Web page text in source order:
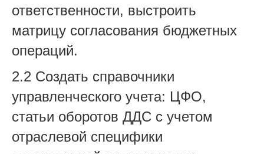
ответственности, выстроить
матрицу согласования бюджетных
операций.
2.2 Создать справочники
управленческого учета: ЦФО,
статьи оборотов ДДС с учетом
отраслевой специфики